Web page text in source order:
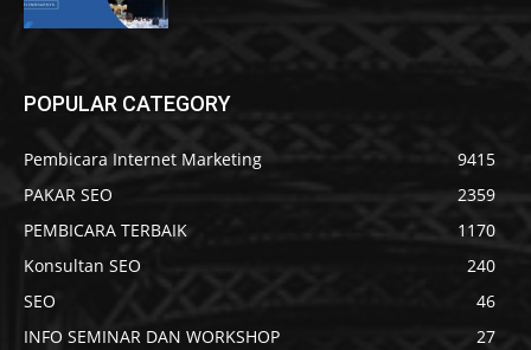
POPULAR CATEGORY
Pembicara Internet Marketing
9415
PAKAR SEO
2359
PEMBICARA TERBAIK
1170
Konsultan SEO
240
SEO
46
INFO SEMINAR DAN WORKSHOP
27